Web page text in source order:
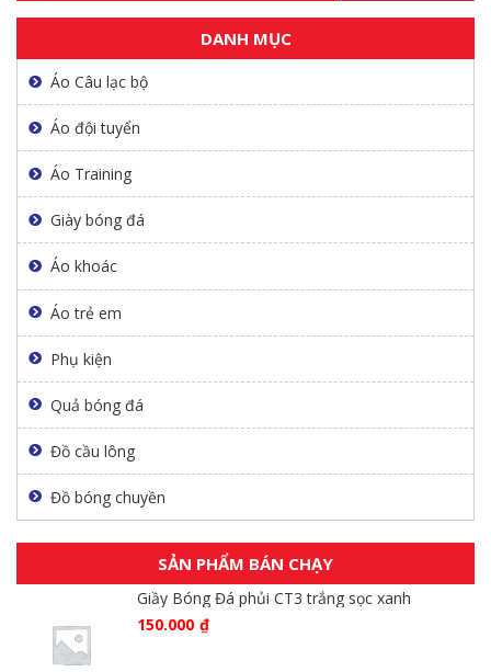
DANH MỤC
Áo Câu lạc bộ
Áo đội tuyển
Áo Training
Giày bóng đá
Áo khoác
Áo trẻ em
Phụ kiện
Quả bóng đá
Đồ cầu lông
Đồ bóng chuyền
SẢN PHẨM BÁN CHẠY
Giầy Bóng Đá phủi CT3 trắng sọc xanh
150.000 ₫